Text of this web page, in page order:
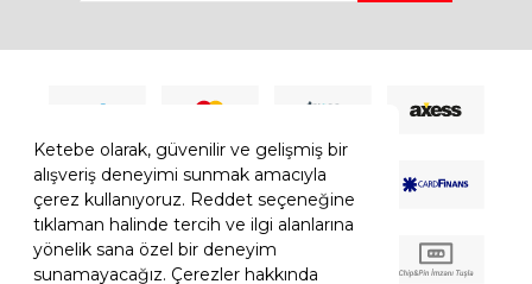
Ketebe olarak, güvenilir ve gelişmiş bir
alışveriş deneyimi sunmak amacıyla
çerez kullanıyoruz. Reddet seçeneğine
tıklaman halinde tercih ve ilgi alanlarına
yönelik sana özel bir deneyim
sunamayacağız. Çerezler hakkında